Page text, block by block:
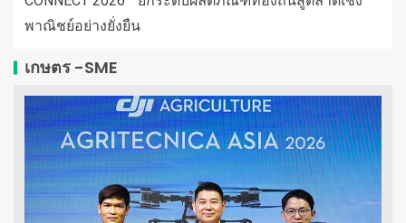
พาณิชย์อย่างยั่งยืน
เกษตร -SME